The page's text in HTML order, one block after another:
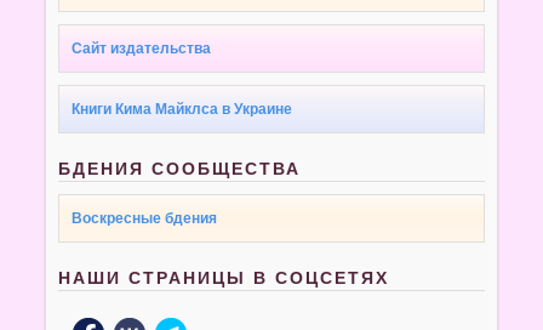
Сайт издательства
Книги Кима Майклса в Украине
БДЕНИЯ СООБЩЕСТВА
Воскресные бдения
НАШИ СТРАНИЦЫ В СОЦСЕТЯХ